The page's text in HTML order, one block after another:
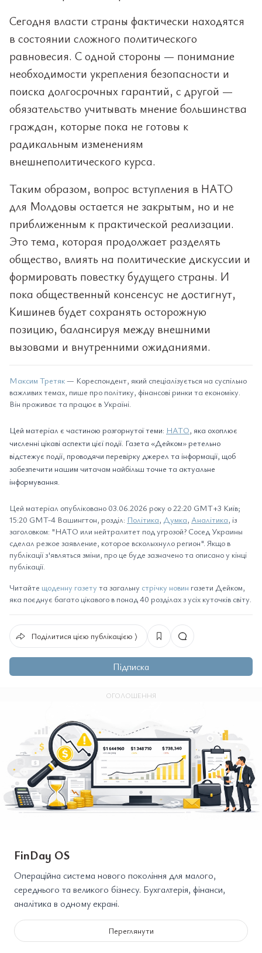
Сегодня власти страны фактически находятся
в состоянии сложного политического
равновесия. С одной стороны — понимание
необходимости укрепления безопасности и
поиска долгосрочных гарантий, с другой —
обязательство учитывать мнение большинства
граждан, которые пока не готовы к
радикальным изменениям
внешнеполитического курса.
Таким образом, вопрос вступления в НАТО
для Молдовы остается не закрытым, но и не
приближенным к практической реализации.
Это тема, которая продолжает разделять
общество, влиять на политические дискуссии и
формировать повестку будущего страны. И
пока общественный консенсус не достигнут,
Кишинев будет сохранять осторожную
позицию, балансируя между внешними
вызовами и внутренними ожиданиями.
Максим Третяк— Кореспондент, який спеціалізується на суспільно
важливих темах, пише про політику, фінансові ринки та економіку.
Він проживає та працює в Україні.
Цей матеріал є частиною розгорнутої теми: НАТО, яка охоплює
численні цікаві аспекти цієї події. Газета «Дейком» ретельно
відстежує події, проводячи перевірку джерел та інформації, щоб
забезпечити нашим читачам найбільш точне та актуальне
інформування.
Цей матеріал опубліковано 03.06.2026 року о 22:20 GMT+3 Київ;
15:20 GMT-4 Вашингтон, розділ: Політика, Думка, Аналітика, із
заголовком: "НАТО или нейтралитет под угрозой? Сосед Украины
сделал резкое заявление, которое всколыхнуло регион". Якщо в
публікації з'являться зміни, про це буде зазначено та описано у кінці
публікації.
Читайте щоденну газету та загальну стрічку новин газети Дейком,
яка поєднує багато цікавого в понад 40 розділах з усіх куточків світу.
Поділитися цією публікацією ⟩
Підписка
ОГОЛОШЕННЯ
FinDay OS
Операційна система нового покоління для малого,
середнього та великого бізнесу. Бухгалтерія, фінанси,
аналітика в одному екрані.
Переглянути